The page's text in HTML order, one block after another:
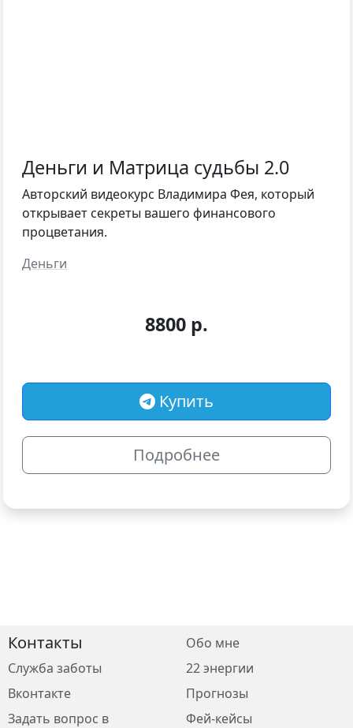
Деньги и Матрица cудьбы 2.0
Авторский видеокурс Владимира Фея, который
открывает секреты вашего финансового
процветания.
Деньги
8800 р.
Купить
Подробнее
Контакты
Служба заботы
Вконтакте
Задать вопрос в
Обо мне
22 энергии
Прогнозы
Фей-кейсы